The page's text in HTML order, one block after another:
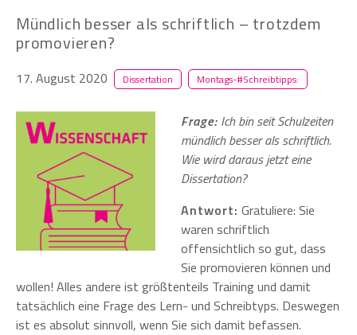
Mündlich besser als schriftlich – trotzdem
promovieren?
17. August 2020 Dissertation Montags-#Schreibtipps:
Frage: Ich bin seit Schulzeiten
mündlich besser als schriftlich.
Wie wird daraus jetzt eine
Dissertation?
Antwort: Gratuliere: Sie
waren schriftlich
offensichtlich so gut, dass
Sie promovieren können und
wollen! Alles andere ist größtenteils Training und damit
tatsächlich eine Frage des Lern- und Schreibtyps. Deswegen
ist es absolut sinnvoll, wenn Sie sich damit befassen.